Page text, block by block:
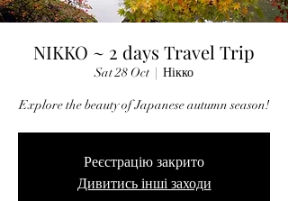
NIKKO ~ 2 days Travel Trip
Sat 28 Oct
  |
Нікко
Explore the beauty of Japanese autumn season!
Реєстрацію закрито
Дивитись інші заходи